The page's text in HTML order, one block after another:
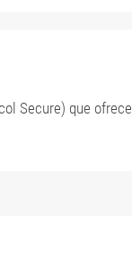
Secure) que